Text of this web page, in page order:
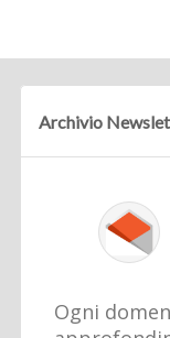
Archivio
Ogni